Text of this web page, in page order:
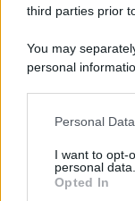
third parties prior
You may
personal
This information
disclose it to
Personal
I want to opt-
personal data.
Opted In